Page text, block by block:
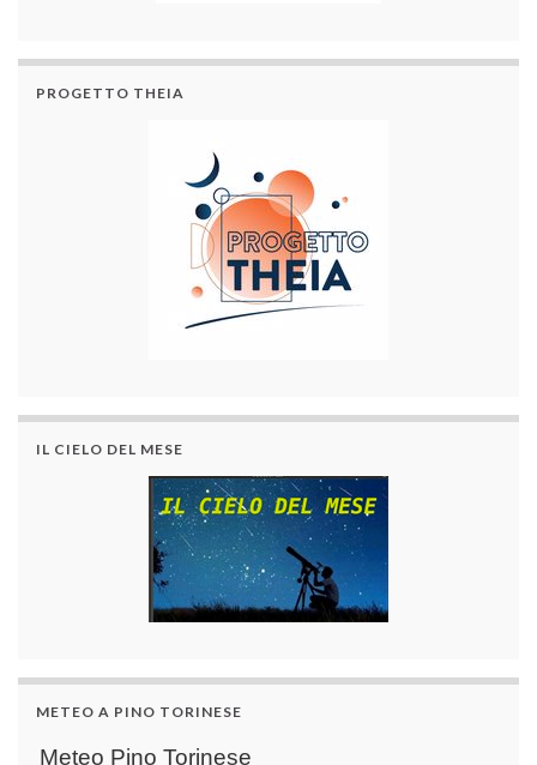
PROGETTO THEIA
IL CIELO DEL MESE
METEO A PINO TORINESE